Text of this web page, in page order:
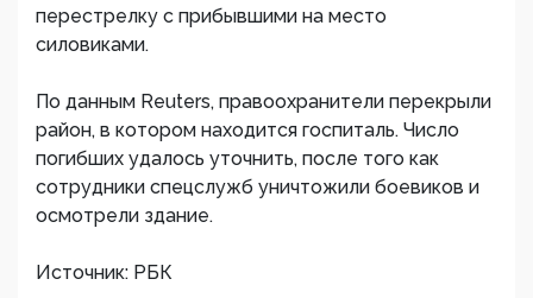
перестрелку с прибывшими на место
силовиками.
По данным Reuters, правоохранители перекрыли
район, в котором находится госпиталь. Число
погибших удалось уточнить, после того как
сотрудники спецслужб уничтожили боевиков и
осмотрели здание.
Источник: РБК